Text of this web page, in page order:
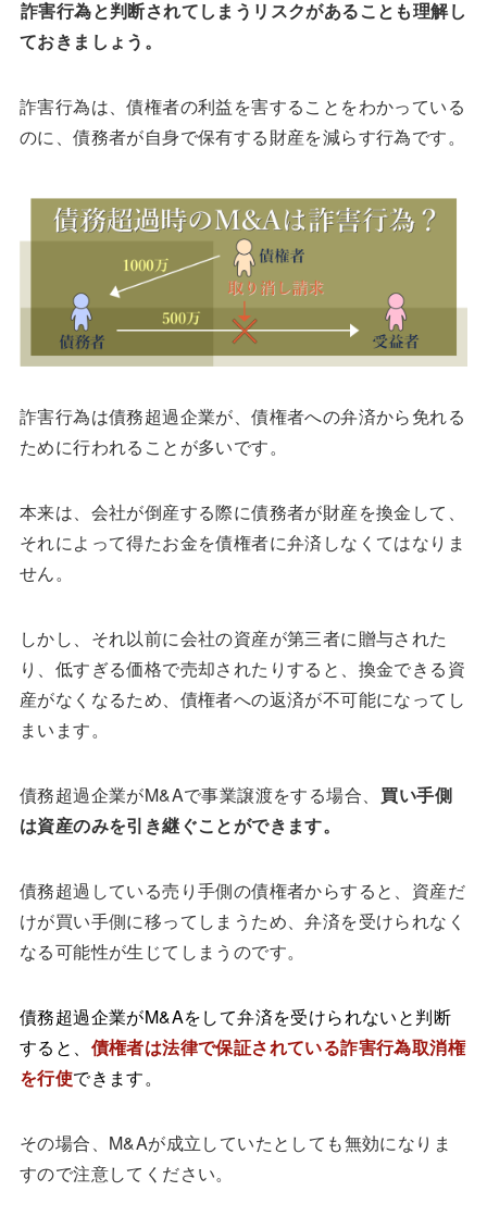
詐害行為と判断されてしまうリスクがあることも理解し
ておきましょう。
詐害行為は、債権者の利益を害することをわかっている
のに、債務者が自身で保有する財産を減らす行為です。
詐害行為は債務超過企業が、債権者への弁済から免れる
ために行われることが多いです。
本来は、会社が倒産する際に債務者が財産を換金して、
それによって得たお金を債権者に弁済しなくてはなりま
せん。
しかし、それ以前に会社の資産が第三者に贈与された
り、低すぎる価格で売却されたりすると、換金できる資
産がなくなるため、債権者への返済が不可能になってし
まいます。
債務超過企業がM&Aで事業譲渡をする場合、 買い手側
は資産のみを引き継ぐことができます。
債務超過している売り手側の債権者からすると、資産だ
けが買い手側に移ってしまうため、弁済を受けられなく
なる可能性が生じてしまうのです。
債務超過企業がM&Aをして弁済を受けられないと判断
すると、 債権者は法律で保証されている詐害行為取消権
を行使できます。
その場合、M&Aが成立していたとしても無効になりま
すので注意してください。